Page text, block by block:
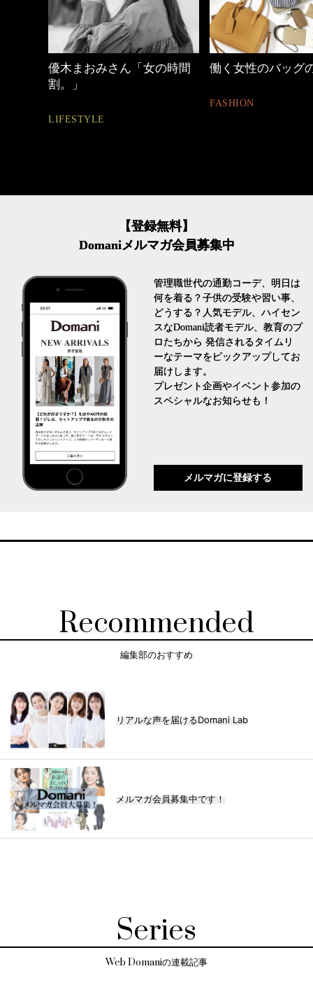
優木まおみさん「女の時間
割。」
LIFESTYLE
働く女性のバッグ
FASHION
【登録無料】
Domaniメルマガ会員募集中
管理職世代の通勤コーデ、明日は
何を着る？子供の受験や習い事、
どうする？人気モデル、ハイセン
スなDomani読者モデル、教育のプ
ロたちから 発信されるタイムリ
ーなテーマをピックアップしてお
届けします。
プレゼント企画やイベント参加の
スペシャルなお知らせも！
メルマガに登録する
Recommended
編集部のおすすめ
リアルな声を届けるDomani Lab
メルマガ会員募集中です！
Series
Web Domaniの連載記事